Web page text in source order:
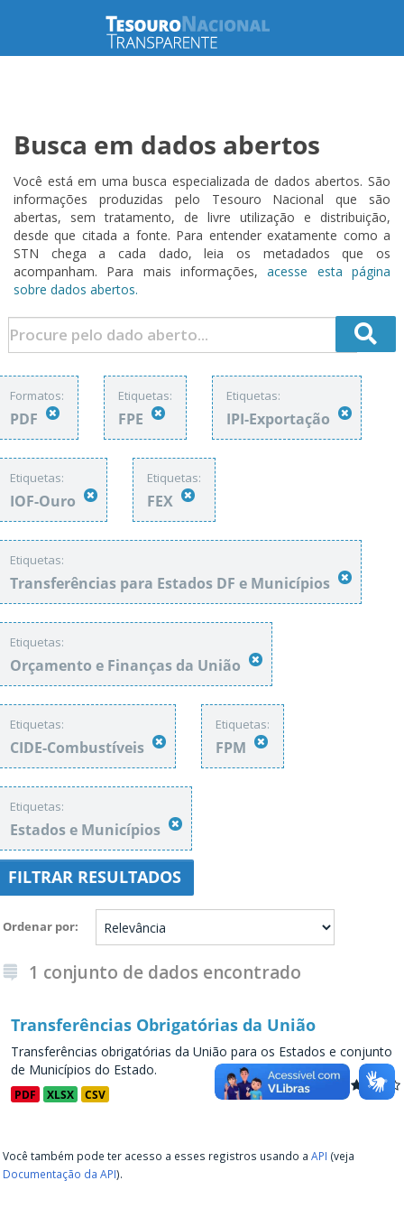
Busca em dados abertos
Você está em uma busca especializada de dados abertos. São
informações produzidas pelo Tesouro Nacional que são
abertas, sem tratamento, de livre utilização e distribuição,
desde que citada a fonte. Para entender exatamente como a
STN chega a cada dado, leia os metadados que os
acompanham. Para mais informações,acesse esta página
sobre dados abertos.
Formatos:
PDF
Etiquetas:
FPE
Etiquetas:
IPI-Exportação
Etiquetas:
IOF-Ouro
Etiquetas:
FEX
Etiquetas:
Transferências para Estados DF e Municípios
Etiquetas:
Orçamento e Finanças da União
Etiquetas:
CIDE-Combustíveis
Etiquetas:
FPM
Etiquetas:
Estados e Municípios
FILTRAR RESULTADOS
Ordenar por
1 conjunto de dados encontrado
Transferências Obrigatórias da União
Transferências obrigatórias da União para os Estados e conjunto
de Municípios do Estado.
PDF XLSX CSV
Você também pode ter acesso a esses registros usando a API (veja
Documentação da API).